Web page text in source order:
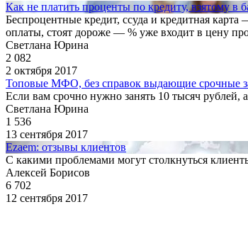
Как не платить проценты по кредиту, взятому в
Беспроцентные кредит, ссуда и кредитная
оплаты, стоят дороже — % уже входит в цену
Светлана Юрина
2 082
2 октября 2017
Топовые МФО, без справок выдающие срочные
Если вам срочно нужно занять 10 тысяч рублей,
Светлана Юрина
1 536
13 сентября 2017
Ezaem: отзывы клиентов
С какими проблемами могут столкнуться
Алексей Борисов
6 702
12 сентября 2017